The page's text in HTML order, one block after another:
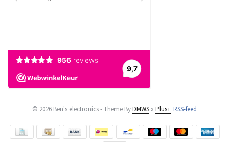
© 2026 Ben's electronics - Theme ByDMWSxPlus+ RSS-feed